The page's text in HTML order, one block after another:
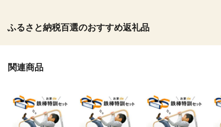
ふるさと納税百選のおすすめ返礼品
関連商品